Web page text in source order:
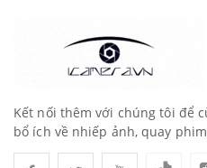
Kết nối thêm với chúng tôi để
bổ ích về nhiếp ảnh, quay